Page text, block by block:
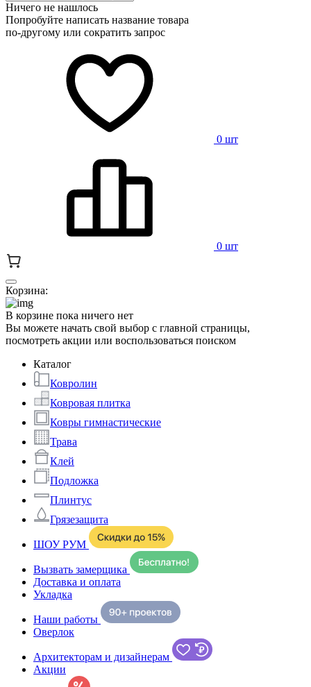
Ничего не нашлось
Попробуйте написать название товара
по-другому или сократить запрос
0 шт
0 шт
Корзина:
В корзине пока ничего нет
Вы можете начать свой выбор с главной страницы,
посмотреть акции или воспользоваться поиском
Каталог
Ковролин
Ковровая плитка
Ковры гимнастические
Трава
Клей
Подложка
Плинтус
Грязезащита
ШОУ РУМ
Вызвать замерщика
Доставка и оплата
Укладка
Наши работы
Оверлок
Архитекторам и дизайнерам
Акции